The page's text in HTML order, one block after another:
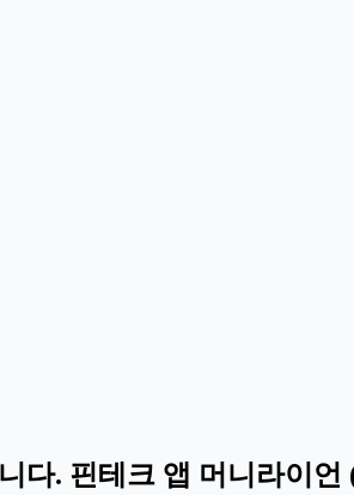
다. 핀테크 앱 머니라이언